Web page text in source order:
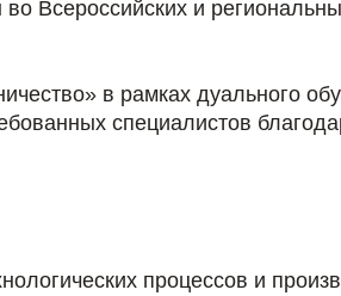
Всероссийских и
в рамках дуального
специалистов
процессов и